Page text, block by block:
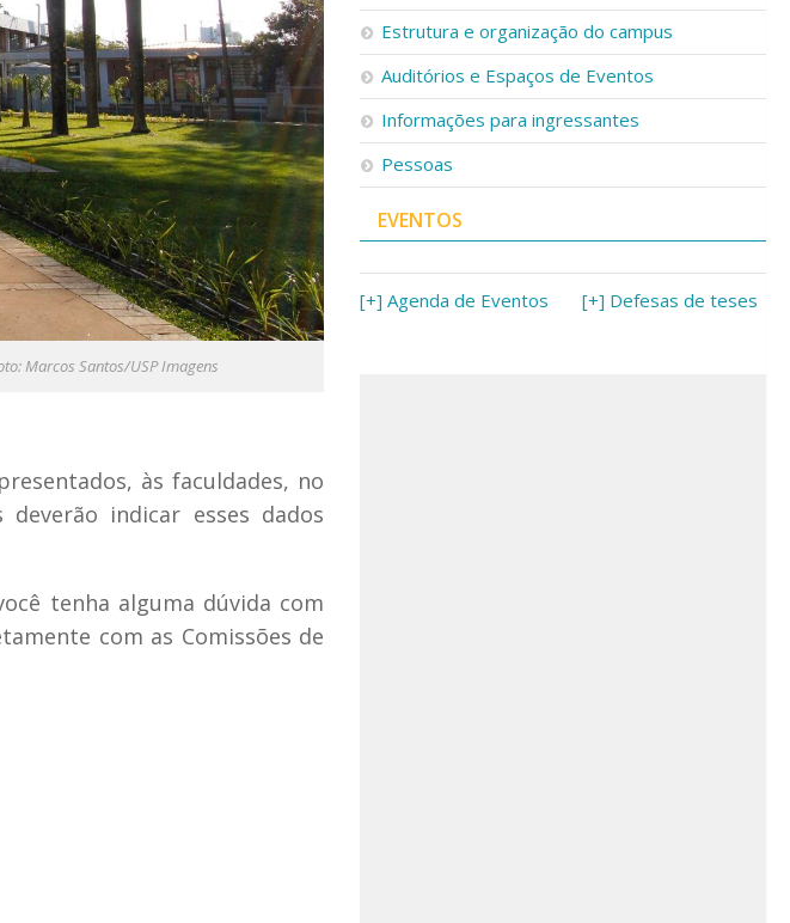
Marcos Santos/USP Imagens
às faculdades, no
indicar esses dados
tenha alguma dúvida com
com as Comissões de
Estrutura e organização do campus
Auditórios e Espaços de Eventos
Informações para ingressantes
Pessoas
EVENTOS
[+] Agenda de Eventos [+] Defesas de teses